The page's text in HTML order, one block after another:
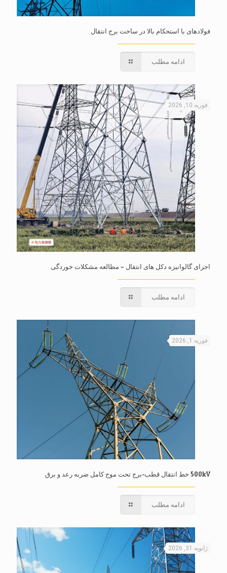
فولادهای با استحکام بالا در ساخت برج انتقال
ادامه مطلب
فوریه 10, 2026
اجزای گالوانیزه دکل های انتقال – مطالعه مشکلات خوردگی
ادامه مطلب
فوریه 1, 2026
500kV خط انتقال قطب-برج تحت موج کامل ضربه رعد و برق
ادامه مطلب
ژانویه 31, 2026